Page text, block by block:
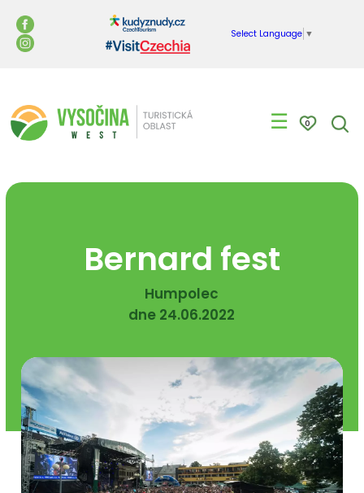
Select Language ▼
☰ 0
Bernard fest
Humpolec
dne 24.06.2022